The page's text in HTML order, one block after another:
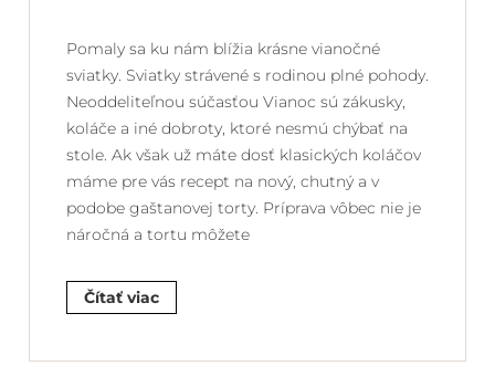
Pomaly sa ku nám blížia krásne vianočné
sviatky. Sviatky strávené s rodinou plné pohody.
Neoddeliteľnou súčasťou Vianoc sú zákusky,
koláče a iné dobroty, ktoré nesmú chýbať na
stole. Ak však už máte dosť klasických koláčov
máme pre vás recept na nový, chutný a v
podobe gaštanovej torty. Príprava vôbec nie je
náročná a tortu môžete
Čítať viac